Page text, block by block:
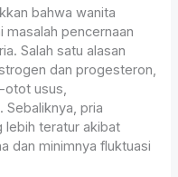
bahwa wanita
masalah pencernaan
Salah satu alasan
dan progesteron,
otot usus,
pria
lebih teratur akibat
dan minimnya fluktuasi